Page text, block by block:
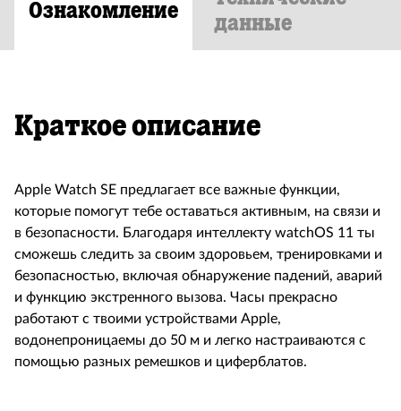
Ознакомление
данные
Краткое описание
Apple Watch SE предлагает все важные функции,
которые помогут тебе оставаться активным, на связи и
в безопасности. Благодаря интеллекту watchOS 11 ты
сможешь следить за своим здоровьем, тренировками и
безопасностью, включая обнаружение падений, аварий
и функцию экстренного вызова. Часы прекрасно
работают с твоими устройствами Apple,
водонепроницаемы до 50 м и легко настраиваются с
помощью разных ремешков и циферблатов.